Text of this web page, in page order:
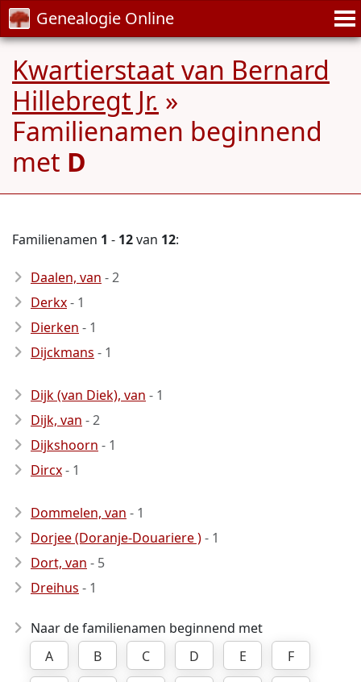
Genealogie Online
Kwartierstaat van Bernard
Hillebregt Jr. »
Familienamen beginnend
met D
Familienamen 1 - 12van 12:
Daalen, van - 2
Derkx- 1
Dierken - 1
Dijckmans - 1
Dijk (van Diek), van - 1
Dijk, van - 2
Dijkshoorn - 1
Dircx- 1
Dommelen, van - 1
Dorjee (Doranje-Douariere )- 1
Dort, van - 5
Dreihus - 1
Naar de familienamen beginnend met
A
B C D E
F